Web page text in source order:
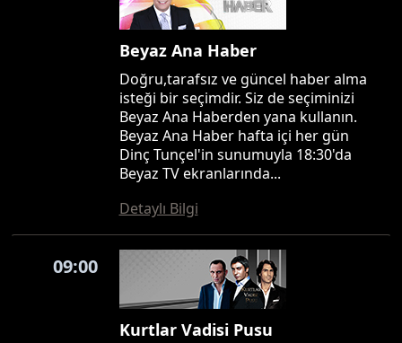
Beyaz Ana Haber
Doğru,tarafsız ve güncel haber alma
isteği bir seçimdir. Siz de seçiminizi
Beyaz Ana Haberden yana kullanın.
Beyaz Ana Haber hafta içi her gün
Dinç Tunçel'in sunumuyla 18:30'da
Beyaz TV ekranlarında...
Detaylı Bilgi
09:00
Kurtlar Vadisi Pusu